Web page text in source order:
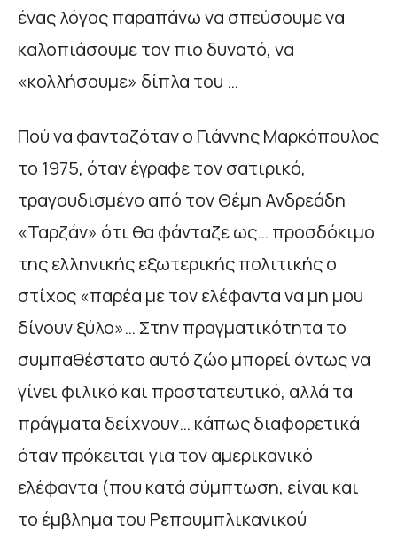
ένας λόγος παραπάνω να σπεύσουμε να
καλοπιάσουμε τον πιο δυνατό, να
«κολλήσουμε» δίπλα του …
Πού να φανταζόταν ο Γιάννης Μαρκόπουλος
το 1975, όταν έγραφε τον σατιρικό,
τραγουδισμένο από τον Θέμη Ανδρεάδη
«Ταρζάν» ότι θα φάνταζε ως… προσδόκιμο
της ελληνικής εξωτερικής πολιτικής ο
στίχος «παρέα με τον ελέφαντα να μη μου
δίνουν ξύλο»… Στην πραγματικότητα το
συμπαθέστατο αυτό ζώο μπορεί όντως να
γίνει φιλικό και προστατευτικό, αλλά τα
πράγματα δείχνουν… κάπως διαφορετικά
όταν πρόκειται για τον αμερικανικό
ελέφαντα (που κατά σύμπτωση, είναι και
το έμβλημα του Ρεπουμπλικανικού